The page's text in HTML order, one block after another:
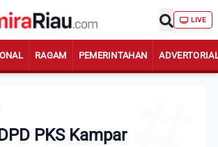
LIVE
RAGAM PEMERINTAHAN
PKS Kampar